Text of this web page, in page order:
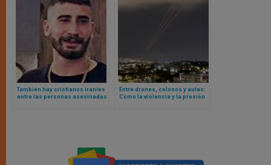
También hay cristianos iraníes
entre las personas asesinadas
Entre drones, colonos y aulas:
Cómo la violencia y la presión